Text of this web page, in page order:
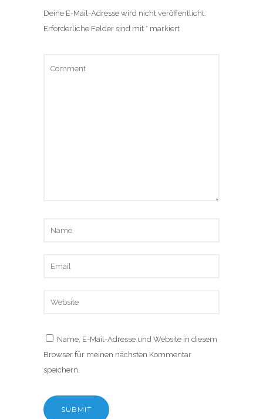
Deine E-Mail-Adresse wird nicht veröffentlicht.
Erforderliche Felder sind mit * markiert
Name, E-Mail-Adresse und Website in diesem
Browser für meinen nächsten Kommentar
speichern.